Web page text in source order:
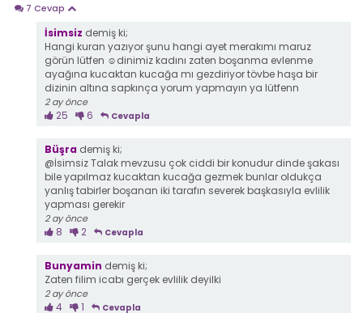
7 Cevap
İsimsiz demiş ki;
Hangi kuran yazıyor şunu hangi ayet merakımı maruz
görün lütfen ☺dinimiz kadını zaten boşanma evlenme
ayağına kucaktan kucağa mı gezdiriyor tövbe haşa bir
dizinin altına sapkınça yorum yapmayın ya lütfenn
2 ay önce
25 6 Cevapla
Büşra demiş ki;
@İsimsiz Talak mevzusu çok ciddi bir konudur dinde şakası
bile yapılmaz kucaktan kucağa gezmek bunlar oldukça
yanlış tabirler boşanan iki tarafın severek başkasıyla evlilik
yapması gerekir
2 ay önce
8 2 Cevapla
Bunyamin demiş ki;
Zaten filim icabı gerçek evlilik deyilki
2 ay önce
4 1 Cevapla